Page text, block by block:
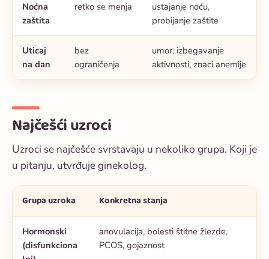
Noćna
zaštita
retko se menja
ustajanje noću,
probijanje zaštite
Uticaj
na dan
bez
ograničenja
umor, izbegavanje
aktivnosti, znaci anemije
Najčešći uzroci
Uzroci se najčešće svrstavaju u nekoliko grupa. Koji je
u pitanju, utvrđuje ginekolog.
Grupa uzroka Konkretna stanja
Hormonski
(disfunkciona
anovulacija, bolesti štitne žlezde,
PCOS, gojaznost